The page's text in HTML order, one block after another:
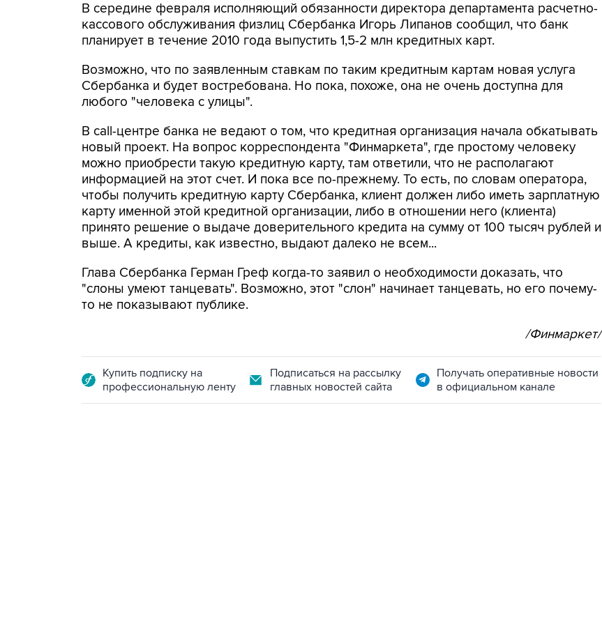
В середине февраля исполняющий обязанности директора департамента расчетно-
кассового обслуживания физлиц Сбербанка Игорь Липанов сообщил, что банк
планирует в течение 2010 года выпустить 1,5-2 млн кредитных карт.
Возможно, что по заявленным ставкам по таким кредитным картам новая услуга
Сбербанка и будет востребована. Но пока, похоже, она не очень доступна для
любого "человека с улицы".
В call-центре банка не ведают о том, что кредитная организация начала обкатывать
новый проект. На вопрос корреспондента "Финмаркета", где простому человеку
можно приобрести такую кредитную карту, там ответили, что не располагают
информацией на этот счет. И пока все по-прежнему. То есть, по словам оператора,
чтобы получить кредитную карту Сбербанка, клиент должен либо иметь зарплатную
карту именной этой кредитной организации, либо в отношении него (клиента)
принято решение о выдаче доверительного кредита на сумму от 100 тысяч рублей и
выше. А кредиты, как известно, выдают далеко не всем...
Глава Сбербанка Герман Греф когда-то заявил о необходимости доказать, что
"слоны умеют танцевать". Возможно, этот "слон" начинает танцевать, но его почему-
то не показывают публике.
/Финмаркет/
Купить подписку на
профессиональную ленту
Подписаться на рассылку
главных новостей сайта
Получать оперативные новости
в официальном канале